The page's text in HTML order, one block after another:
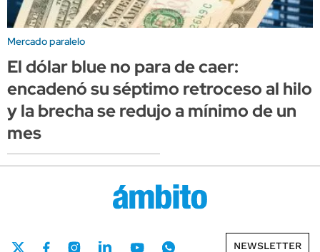
Mercado paralelo
El dólar blue no para de caer:
encadenó su séptimo retroceso al hilo
y la brecha se redujo a mínimo de un
mes
NEWSLETTER